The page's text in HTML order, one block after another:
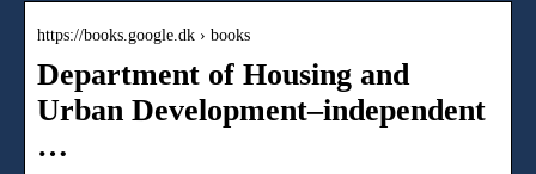
https://books.google.dk › books
Department of Housing and
Urban Development–independent
…